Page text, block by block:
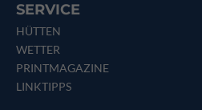
SERVICE
HÜTTEN
WETTER
PRINTMAGAZINE
LINKTIPPS